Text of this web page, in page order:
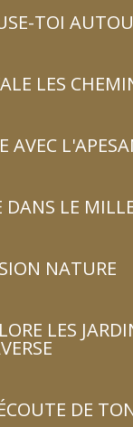
TOI
LES
AVEC
DANS LE
NATURE
LES
DE